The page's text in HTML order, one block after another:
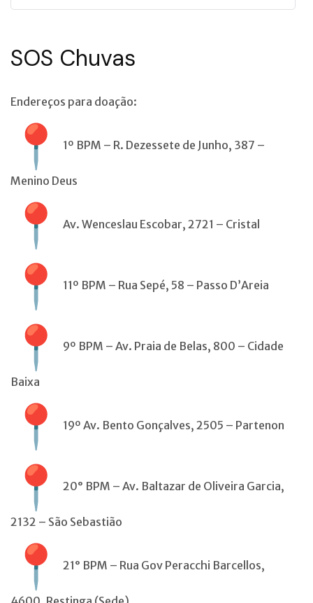
SOS Chuvas
Endereços para doação:
1º BPM – R. Dezessete de Junho, 387 –
Menino Deus
Av. Wenceslau Escobar, 2721 – Cristal
11º BPM – Rua Sepé, 58 – Passo D’Areia
9º BPM – Av. Praia de Belas, 800 – Cidade
Baixa
19º Av. Bento Gonçalves, 2505 – Partenon
20° BPM – Av. Baltazar de Oliveira Garcia,
2132 – São Sebastião
21° BPM – Rua Gov Peracchi Barcellos,